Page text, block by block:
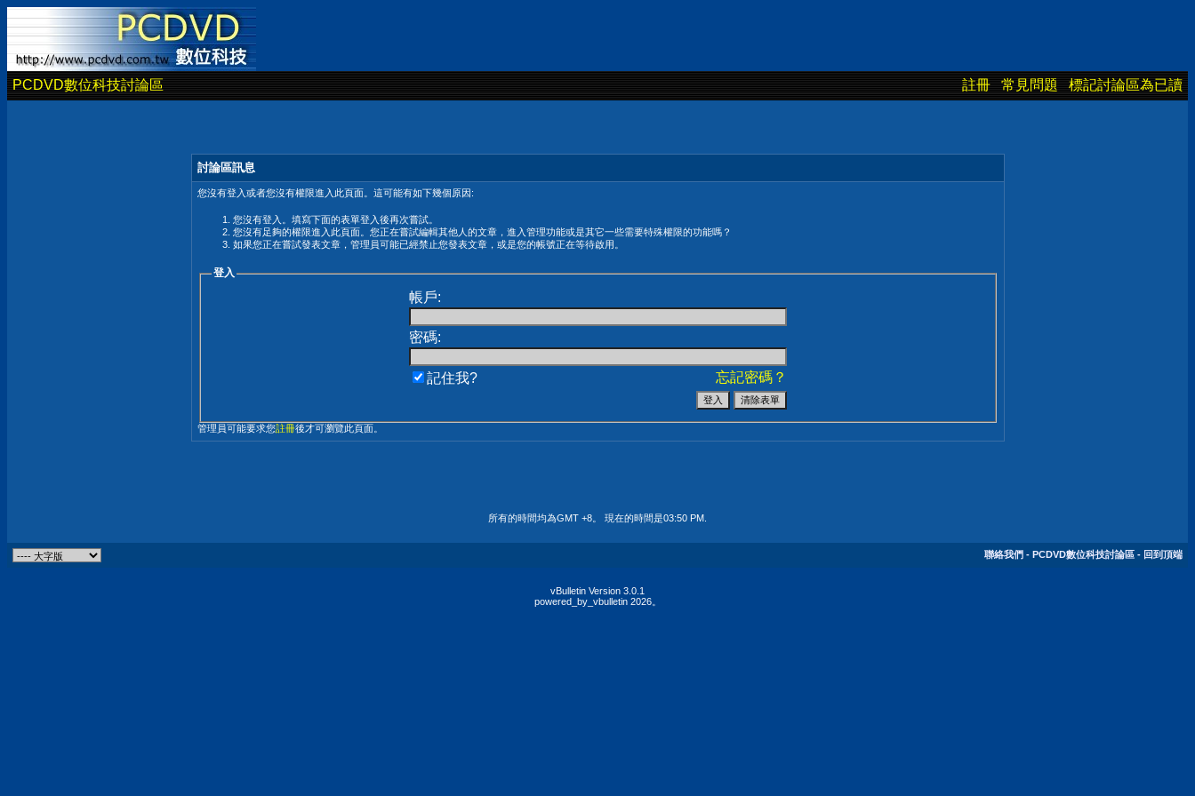
PCDVD數位科技討論區 註冊 常見問題 標記討論區為已讀
討論區訊息
您沒有登入或者您沒有權限進入此頁面。這可能有如下幾個原因:
您沒有登入。填寫下面的表單登入後再次嘗試。
您沒有足夠的權限進入此頁面。您正在嘗試編輯其他人的文章，進入管理功能或是其它一些需要特殊權限的功能嗎？
如果您正在嘗試發表文章，管理員可能已經禁止您發表文章，或是您的帳號正在等待啟用。
登入
帳戶:
密碼:
忘記密碼？
記住我?
管理員可能要求您註冊後才可瀏覽此頁面。
所有的時間均為GMT +8。 現在的時間是03:50 PM
聯絡我們 - PCDVD數位科技討論區 - 回到頂端
vBulletin Version 3.0.1
powered_by_vbulletin 2026。